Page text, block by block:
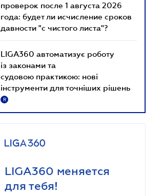
проверок после 1 августа 2026
года: будет ли исчисление сроков
давности "с чистого листа"?
LIGA360 автоматизує роботу
із законами та
судовою практикою: нові
інструменти для точніших рішень
R
LIGA360 меняется
для тебя!